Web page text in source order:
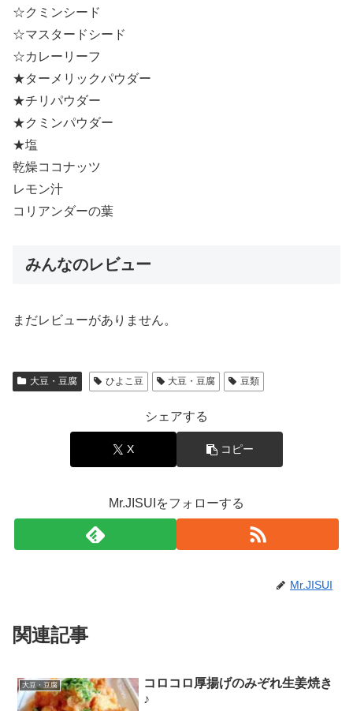
☆クミンシード
☆マスタードシード
☆カレーリーフ
★ターメリックパウダー
★チリパウダー
★クミンパウダー
★塩
乾燥ココナッツ
レモン汁
コリアンダーの葉
みんなのレビュー
まだレビューがありません。
大豆・豆腐 ひよこ豆 大豆・豆腐 豆類
シェアする
X コピー
Mr.JISUIをフォローする
Mr.JISUI
関連記事
大豆・豆腐
コロコロ厚揚げのみぞれ生姜焼き
♪